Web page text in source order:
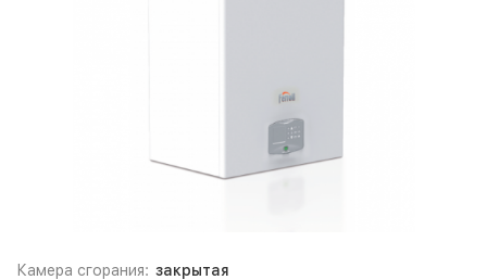
Камера сгорания: закрытая